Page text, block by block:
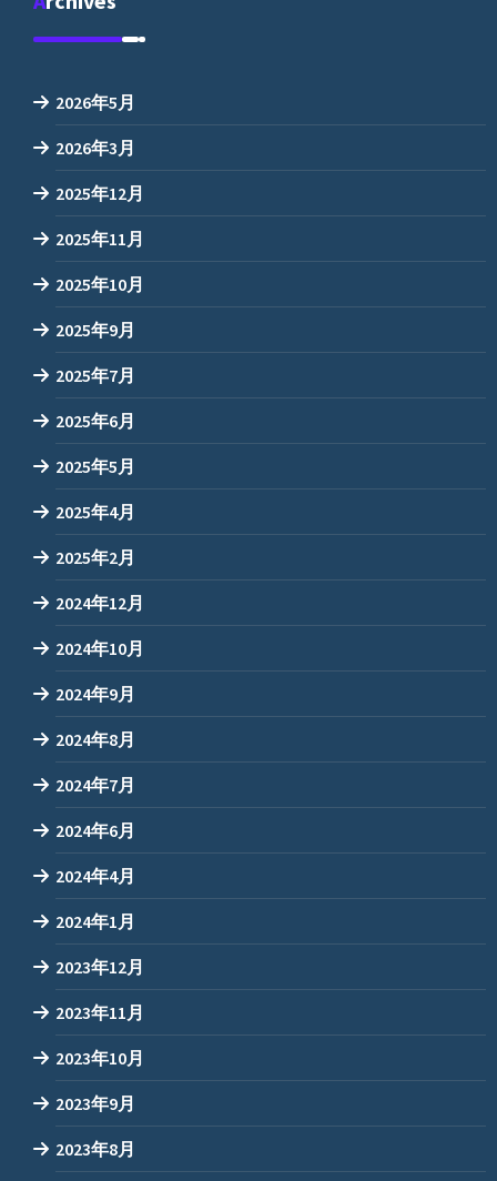
2026年5月
2026年3月
2025年12月
2025年11月
2025年10月
2025年9月
2025年7月
2025年6月
2025年5月
2025年4月
2025年2月
2024年12月
2024年10月
2024年9月
2024年8月
2024年7月
2024年6月
2024年4月
2024年1月
2023年12月
2023年11月
2023年10月
2023年9月
2023年8月